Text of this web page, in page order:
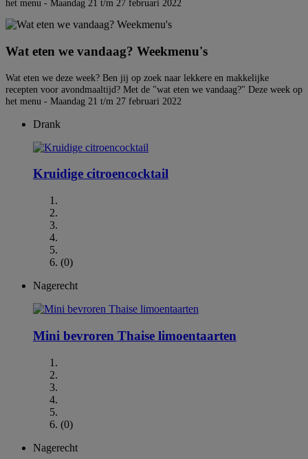
het menu - Maandag 21 t/m 27 februari 2022
Wat eten we vandaag? Weekmenu's
Wat eten we deze week? Ben jij op zoek naar lekkere en makkelijke
recepten voor avondmaaltijd? Met de "wat eten we vandaag?" Deze week op
het menu - Maandag 21 t/m 27 februari 2022
Drank
Kruidige citroencocktail
(0)
Nagerecht
Mini bevroren Thaise limoentaarten
(0)
Nagerecht